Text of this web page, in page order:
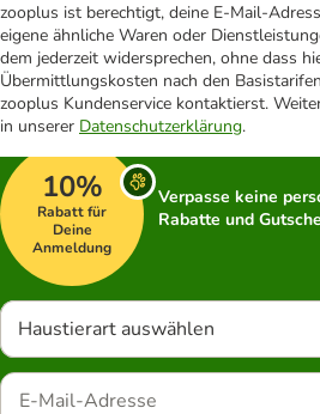
zooplus ist berechtigt, deine E-Mail-
eigene ähnliche Waren oder
dem jederzeit widersprechen, ohne dass
Übermittlungskosten nach den
zooplus Kundenservice kontaktierst.
in unserer Datenschutzerklärung.
10%
Rabatt für
Deine
Anmeldung
Verpasse keine
Rabatte und
Haustierart auswählen